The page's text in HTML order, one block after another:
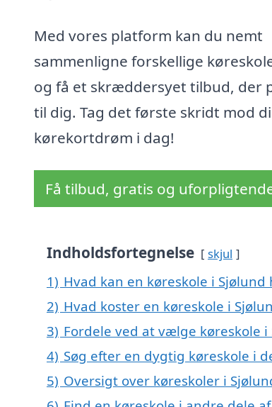
Med vores platform kan du nemt
sammenligne forskellige
og få et skræddersyet tilbud, der
til dig. Tag det første skridt mod
kørekortdrøm i dag!
Få tilbud, gratis og
Indholdsfortegnelse skjul
1) Hvad kan en køreskole i
2) Hvad koster en køreskole i
3) Fordele ved at vælge køreskole i
4) Søg efter en dygtig køreskole i
5) Oversigt over køreskoler i